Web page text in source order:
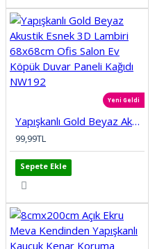
Yeni Geldi
Yapışkanlı Gold Beyaz Akustik Esnek 3D Lambiri 68x68cm Ofis Salon Ev Köpük Duvar Paneli Kağıdı NW192
99,99TL
Sepete Ekle